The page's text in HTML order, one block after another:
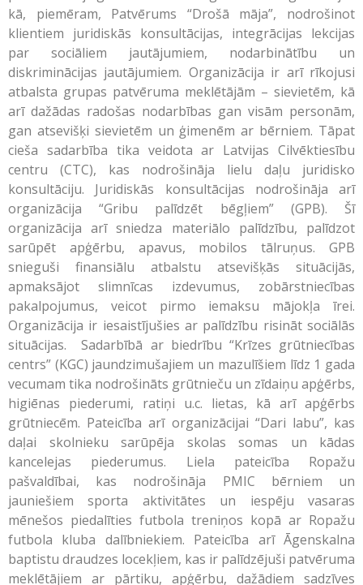
kā, piemēram, Patvērums “Drošā māja”, nodrošinot
klientiem juridiskās konsultācijas, integrācijas lekcijas
par sociāliem jautājumiem, nodarbinātību un
diskriminācijas jautājumiem. Organizācija ir arī rīkojusi
atbalsta grupas patvēruma meklētājām – sievietēm, kā
arī dažādas radošas nodarbības gan visām personām,
gan atsevišķi sievietēm un ģimenēm ar bērniem. Tāpat
cieša sadarbība tika veidota ar Latvijas Cilvēktiesību
centru (CTC), kas nodrošināja lielu daļu juridisko
konsultāciju. Juridiskās konsultācijas nodrošināja arī
organizācija “Gribu palīdzēt bēgļiem” (GPB). Šī
organizācija arī sniedza materiālo palīdzību, palīdzot
sarūpēt apģērbu, apavus, mobilos tālruņus. GPB
snieguši finansiālu atbalstu atsevišķās situācijās,
apmaksājot slimnīcas izdevumus, zobārstniecības
pakalpojumus, veicot pirmo iemaksu mājokļa īrei.
Organizācija ir iesaistījušies ar palīdzību risināt sociālās
situācijas. Sadarbībā ar biedrību “Krīzes grūtniecības
centrs” (KGC) jaundzimušajiem un mazulīšiem līdz 1 gada
vecumam tika nodrošināts grūtnieču un zīdaiņu apģērbs,
higiēnas piederumi, ratiņi u.c. lietas, kā arī apģērbs
grūtniecēm. Pateicība arī organizācijai “Dari labu”, kas
daļai skolnieku sarūpēja skolas somas un kādas
kancelejas piederumus. Liela pateicība Ropažu
pašvaldībai, kas nodrošināja PMIC bērniem un
jauniešiem sporta aktivitātes un iespēju vasaras
mēnešos piedalīties futbola treniņos kopā ar Ropažu
futbola kluba dalībniekiem. Pateicība arī Āgenskalna
baptistu draudzes locekļiem, kas ir palīdzējuši patvēruma
meklētājiem ar pārtiku, apģērbu, dažādiem sadzīves